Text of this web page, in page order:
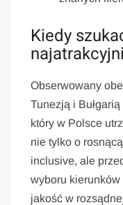
Kiedy
Obserwowany
Tunezją i
który w Polsce
nie tylko o
inclusive, ale
wyboru
jakość w